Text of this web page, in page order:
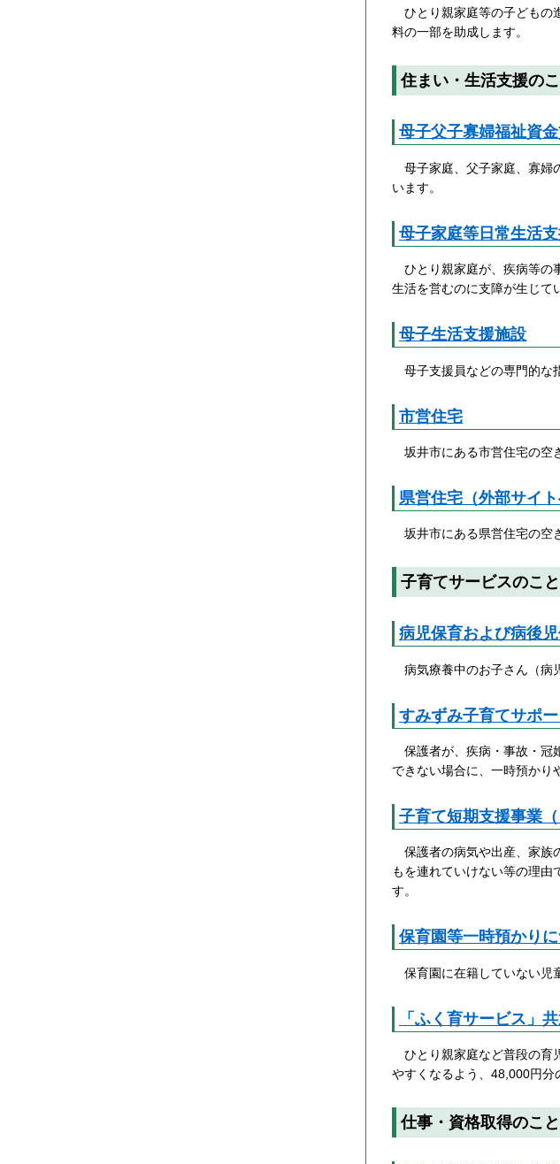
ひとり親家庭等の子どもの
料の一部を助成します。
住まい・生活支援の
母子父子寡婦福祉資
母子家庭、父子家庭、寡婦
います。
母子家庭等日常生活
ひとり親家庭が、疾病等の
生活を営むのに支障が生じて
母子生活支援施設
母子支援員などの専門的な
市営住宅
坂井市にある市営住宅の空
県営住宅（外部サイト
坂井市にある県営住宅の空
子育てサービスのこと
病児保育および病後
病気療養中のお子さん（病
すみずみ子育てサポ
保護者が、疾病・事故・冠
できない場合に、一時預かり
子育て短期支援事業
保護者の病気や出産、家族
もを連れていけない等の理
す。
保育園等一時預かり
保育園に在籍していない児
「ふく育サービス」
ひとり親家庭など普段の育
やすくなるよう、48,000円分
仕事・資格取得のこと